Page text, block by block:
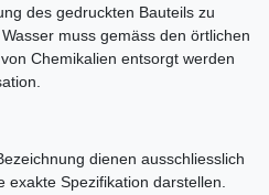
des gedruckten Bauteils zu
muss gemäss den örtlichen
Chemikalien entsorgt werden
dienen ausschliesslich
exakte Spezifikation darstellen.